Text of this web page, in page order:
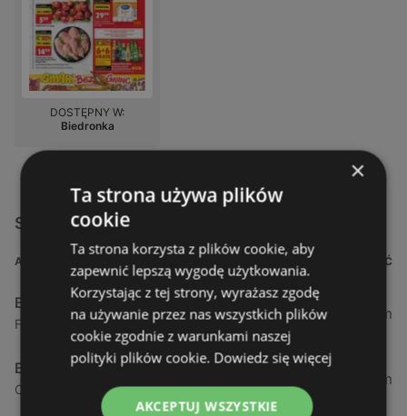
DOSTĘPNY W:
Biedronka
Sklepy Biedronka w pobliżu
ADRES ODLEGŁOŚĆ
Biedronka
Fińska 4, 72-602 Świnoujście
0,23 km
Biedronka
Chrobrego 9, 72-600 Świnoujście
0,84 km
×
Ta strona używa plików
cookie
Ta strona korzysta z plików cookie, aby
zapewnić lepszą wygodę użytkowania.
Korzystając z tej strony, wyrażasz zgodę
na używanie przez nas wszystkich plików
cookie zgodnie z warunkami naszej
polityki plików cookie. Dowiedz się więcej
AKCEPTUJ WSZYSTKIE